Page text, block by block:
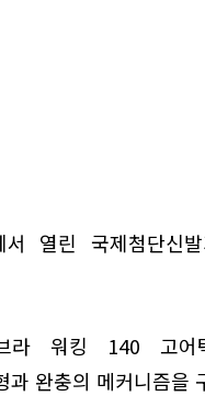
열린 국제첨단신발
라 워킹 140 고어
완충의 메커니즘을